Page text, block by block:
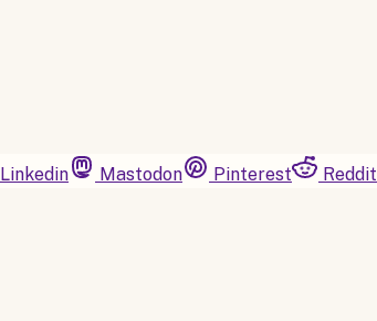
Linkedin Mastodon Pinterest
Reddit